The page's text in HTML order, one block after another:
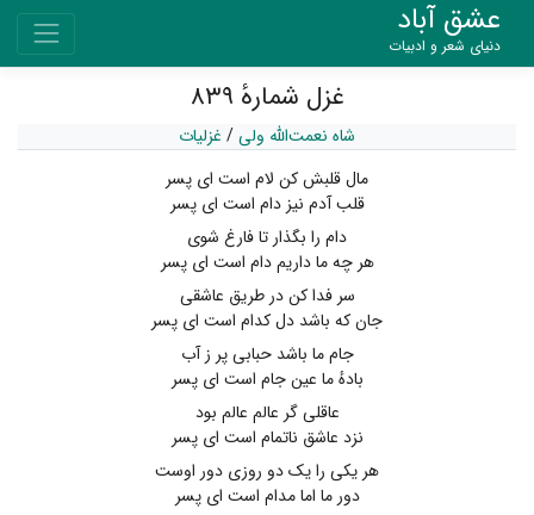
عشق آباد
دنیای شعر و ادبیات
غزل شمارهٔ ۸۳۹
شاه نعمت‌الله ولی/ غزلیات
مال قلبش کن لام است ای پسر
قلب آدم نیز دام است ای پسر
دام را بگذار تا فارغ شوی
هر چه ما داریم دام است ای پسر
سر فدا کن در طریق عاشقی
جان که باشد دل کدام است ای پسر
جام ما باشد حبابی پر ز آب
بادهٔ ما عین جام است ای پسر
عاقلی گر عالم عالم بود
نزد عاشق ناتمام است ای پسر
هر یکی را یک دو روزی دور اوست
دور ما اما مدام است ای پسر